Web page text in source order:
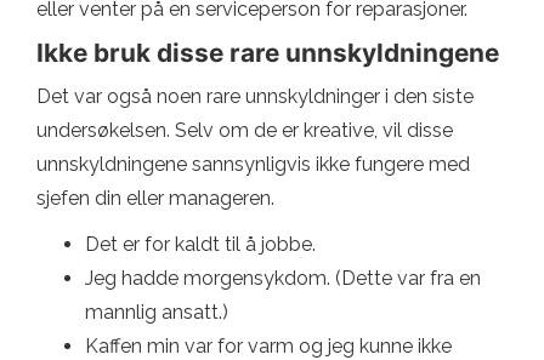
eller venter på en serviceperson for reparasjoner.
Ikke bruk disse rare unnskyldningene
Det var også noen rare unnskyldninger i den siste
undersøkelsen. Selv om de er kreative, vil disse
unnskyldningene sannsynligvis ikke fungere med
sjefen din eller manageren.
Det er for kaldt til å jobbe.
Jeg hadde morgensykdom. (Dette var fra en
mannlig ansatt.)
Kaffen min var for varm og jeg kunne ikke